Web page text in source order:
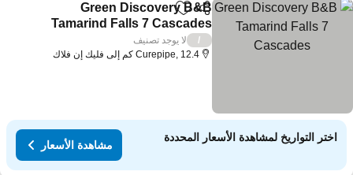
مشاركةAdd to favorites
Green Discovery B&B
Tamarind Falls 7 Cascades
مشاهدة الأسعار
لا يوجد تصنيف
Curepipe, 12.4 كم إلى فليك إن فلاك
اختر التواريخ لمشاهدة الأسعار المحددة
مشاهدة الأسعار